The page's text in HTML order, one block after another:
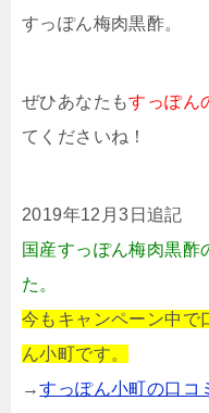
すっぽん梅肉黒酢。
ぜひあなたもすっぽん
てくださいね！
2019年12月3日追記
国産すっぽん梅肉黒酢
た。
今もキャンペーン中で
ん小町です。
→すっぽん小町の口コ